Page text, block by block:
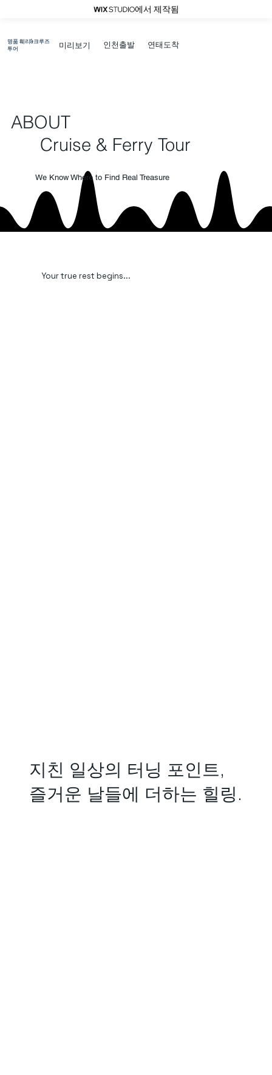
에서 제작됨
명품 훼리&크루즈
투어
인천출발 연태도착
​미리보기
ABOUT
Cruise & Ferry Tour
Your true rest begins...
We Know Where to Find Real Treasure
지친 일상의 터닝 포인트,
즐거운 날들에 더하는 힐링.